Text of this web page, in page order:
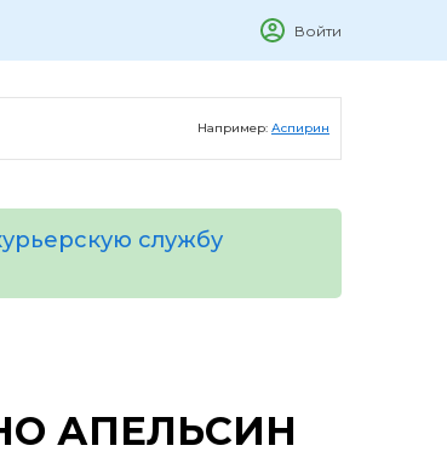
Войти
Например: Аспирин
службу
АПЕЛЬСИН